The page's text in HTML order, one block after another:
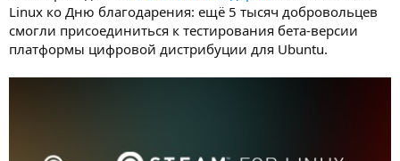
Linux ко Дню благодарения: ещё 5 тысяч добровольцев
смогли присоединиться к тестирования бета-версии
платформы цифровой дистрибуции для Ubuntu.